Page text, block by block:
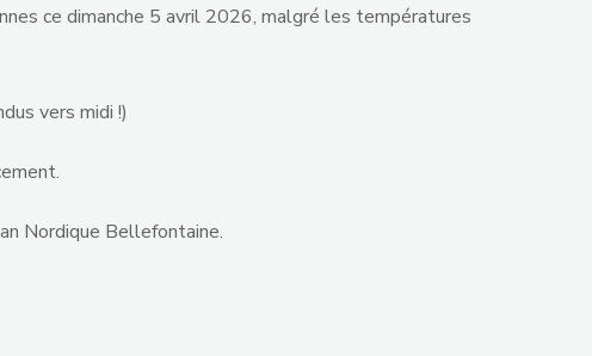
ce dimanche 5 avril 2026, malgré les températures
vers midi !)
Nordique Bellefontaine.